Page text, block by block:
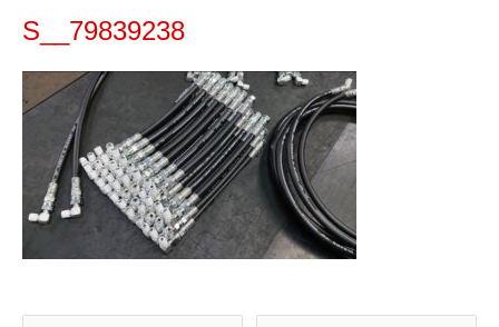
S__79839238